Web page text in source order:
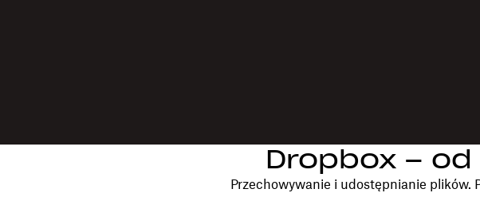
Dropbox –
Przechowywanie i udostępnianie plików.